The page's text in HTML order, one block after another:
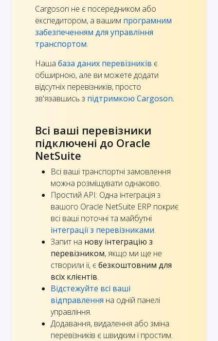
Cargoson не є посередником або
експедитором, а вашим програмним
забезпеченням для управління
транспортом.
Наша база даних перевізників є
обширною, але ви можете додати
відсутніх перевізників, просто
зв'язавшись з підтримкою Cargoson.
Всі ваші перевізники
підключені до Oracle
NetSuite
Всі ваші транспортні замовлення
можна розміщувати однаково.
Простий API: Одна інтеграція з
вашого Oracle NetSuite ERP покриє
всі ваші поточні та майбутні
інтеграції з перевізниками.
Запит на нову інтеграцію з
перевізником, якщо ми ще не
створили її, єбезкоштовним для
всіх клієнтів.
Відстежуйте всі ваші
відправлення на одній панелі
управління.
Додавання, видалення або зміна
перевізників є швидким і простим.